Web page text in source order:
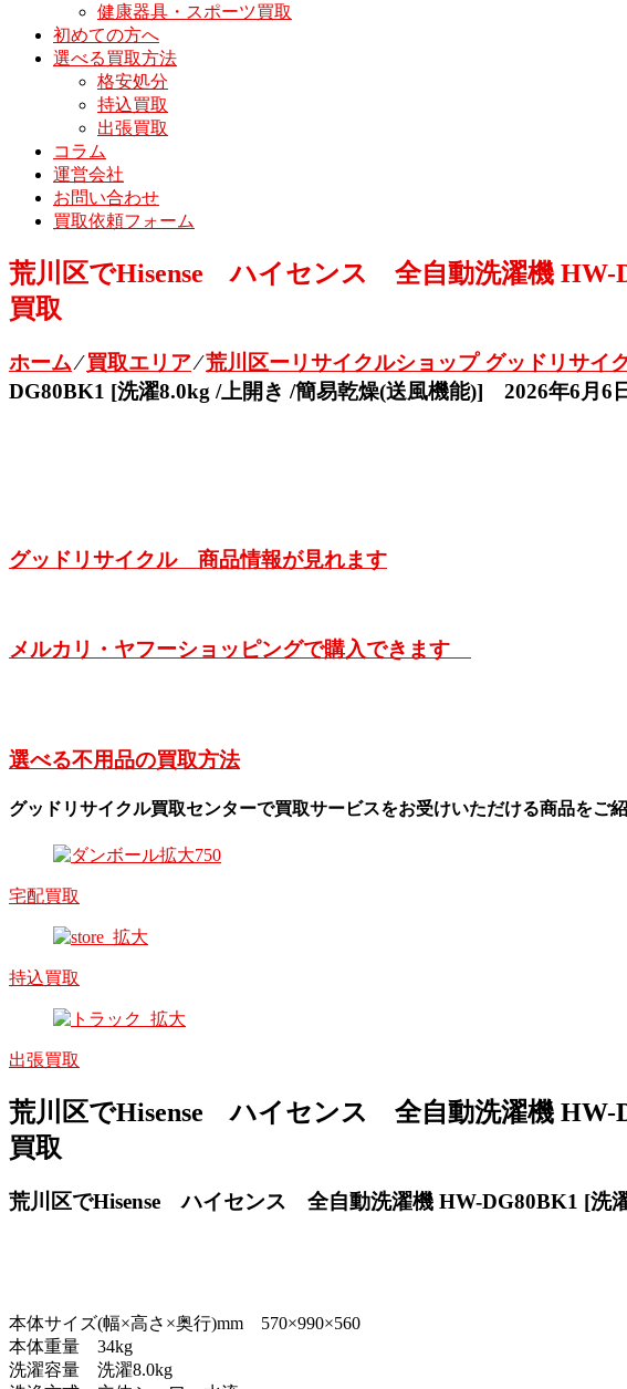
健康器具・スポーツ買取
初めての方へ
選べる買取方法
格安処分
持込買取
出張買取
コラム
運営会社
お問い合わせ
買取依頼フォーム
荒川区でHisense ハイセンス 全自動洗濯機 HW-
買取
ホーム⁄買取エリア⁄荒川区ーリサイクルショップ グッドリサイ
DG80BK1 [洗濯8.0kg /上開き /簡易乾燥(送風機能)] 2026年6月
グッドリサイクル 商品情報が見れます
メルカリ・ヤフーショッピングで購入できます
選べる不用品の買取方法
グッドリサイクル買取センターで買取サービスをお受けいただける商品をご紹
宅配買取
持込買取
出張買取
荒川区でHisense ハイセンス 全自動洗濯機 HW-
買取
荒川区でHisense ハイセンス 全自動洗濯機 HW-DG80BK1 [
本体サイズ(幅×高さ×奥行)mm 570×990×560
本体重量 34kg
洗濯容量 洗濯8.0kg